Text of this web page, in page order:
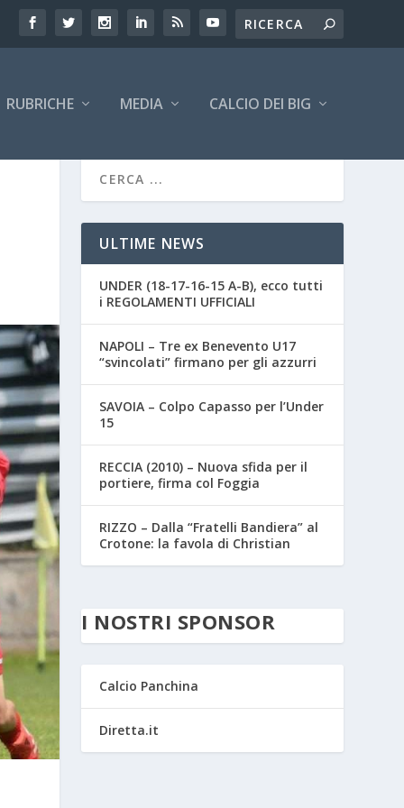
RUBRICHE MEDIA CALCIO DEI BIG
ULTIME NEWS
UNDER (18-17-16-15 A-B), ecco tutti
i REGOLAMENTI UFFICIALI
NAPOLI – Tre ex Benevento U17
“svincolati” firmano per gli azzurri
SAVOIA – Colpo Capasso per l’Under
15
RECCIA (2010) – Nuova sfida per il
portiere, firma col Foggia
RIZZO – Dalla “Fratelli Bandiera” al
Crotone: la favola di Christian
I NOSTRI SPONSOR
Calcio Panchina
Diretta.it